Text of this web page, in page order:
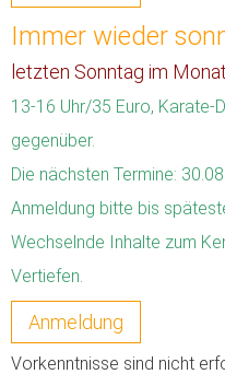
Immer wieder
letzten Sonntag im Monat
13-16 Uhr/35 Euro, Karate-
gegenüber.
Die nächsten Termine:
Anmeldung bitte bis
Wechselnde Inhalte zum
Vertiefen.
Anmeldung
Vorkenntnisse sind nicht